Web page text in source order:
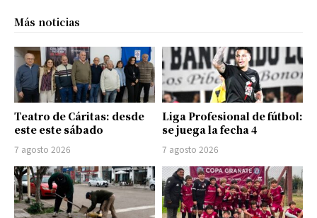
Más noticias
Teatro de Cáritas: desde
este este sábado
7 agosto 2026
Liga Profesional de fútbol:
se juega la fecha 4
7 agosto 2026